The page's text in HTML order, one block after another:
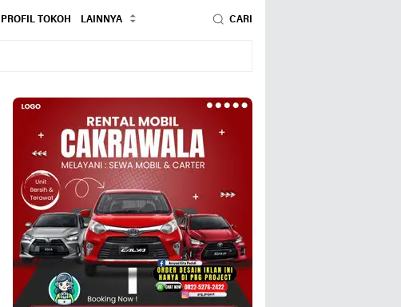
PROFIL TOKOH LAINNYA CARI